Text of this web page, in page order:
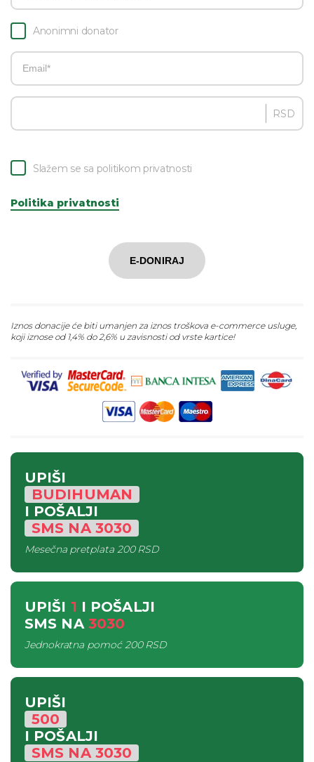
Anonimni donator
RSD
Slažem se sa politikom privatnosti
Politika privatnosti
E-DONIRAJ
Iznos donacije će biti umanjen za iznos troškova e-commerce usluge,
koji iznose od 1,4% do 2,6% u zavisnosti od vrste kartice!
UPIŠI
BUDIHUMAN
I POŠALJI
SMS NA3030
Mesečna pretplata200 RSD
UPIŠI 1 I POŠALJI
SMS NA 3030
Jednokratna pomoć200 RSD
UPIŠI
500
I POŠALJI
SMS NA3030